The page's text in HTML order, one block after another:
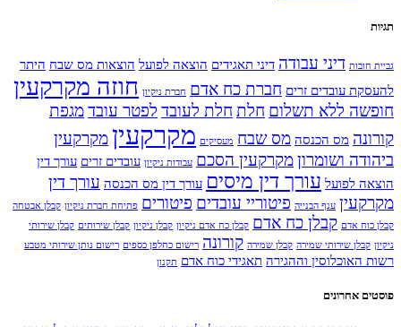
תגיות
גביית חובות דיני עבודה דיני תאגידים הוצאה לפועל הוצאות מס שבח היתר
להעסקת עובדים זרים חברת כח אדם חברת ניקיון חוזה מקרקעין
חופשה ללא תשלום חלת חלת לעובד לפטר עובדמגפת
קורונה מס הכנסה מס שבח מעסיקים מקרקעין מקרקעין
ביהודה ושומרוןמקרקעין הסכם עבודות ניקיון עובדים זרים עורך דין
הוצאה לפועל עורך דין מיסים עורך דין מס הכנסה עורך דין
מקרקעין ענף הבנייה פיטוריי עובדים פיטורים פתיחת חברת ניקיון קבלן אבטחה
קבלן כוח אדם קבלן כח אדם קבלן כח אדם ניקיון קבלן ניקיון קבלן שירותים קבלן שירותי
ניקיון קבלן שירותי שמירה קבלן שמירה קורונה רישום כחלפן כספים רישום נותן שירותי מטבע
רשות האוכלוסין וההגירה תאגידי כוח אדם תקנון
פוסטים אחרונים